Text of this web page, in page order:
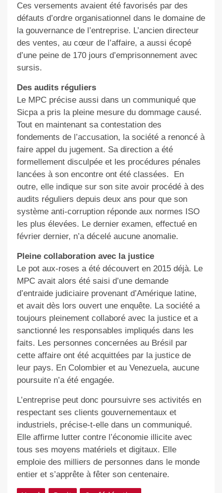
Ces versements avaient été favorisés par des
défauts d’ordre organisationnel dans le domaine de
la gouvernance de l’entreprise. L’ancien directeur
des ventes, au cœur de l’affaire, a aussi écopé
d’une peine de 170 jours d’emprisonnement avec
sursis.
Des audits réguliers
Le MPC précise aussi dans un communiqué que
Sicpa a pris la pleine mesure du dommage causé.
Tout en maintenant sa contestation des
fondements de l’accusation, la société a renoncé à
faire appel du jugement. Sa direction a été
formellement disculpée et les procédures pénales
lancées à son encontre ont été classées.
En
outre, elle indique sur son site avoir procédé à des
audits réguliers depuis deux ans pour que son
système anti-corruption réponde aux normes ISO
les plus élevées. Le dernier examen, effectué en
février dernier, n’a décelé aucune anomalie.
Pleine collaboration avec la justice
Le pot aux-roses a été découvert en 2015 déjà. Le
MPC avait alors été saisi d’une demande
d’entraide judiciaire provenant d’Amérique latine,
et avait dès lors ouvert une enquête. La société a
toujours pleinement collaboré avec la justice et a
sanctionné les responsables impliqués dans les
faits. Les personnes concernées au Brésil par
cette affaire ont été acquittées par la justice de
leur pays. En Colombier et au Venezuela, aucune
poursuite n’a été engagée.
L’entreprise peut donc poursuivre ses activités en
respectant ses clients gouvernementaux et
industriels, précise-t-elle dans un communiqué.
Elle affirme lutter contre l’économie illicite avec
tous ses moyens matériels et digitaux. Elle
emploie des milliers de personnes dans le monde
entier et s’apprête à fêter son centenaire.